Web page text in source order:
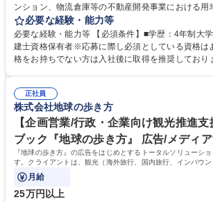
ンション、物流倉庫等の不動産開発事業における用
貸運営、売却、仲介・活用提案等を行う営業部門に
いただきます。 【詳細】・契約書管理、契約書製本、捺印対応、ファイリ
ング、登記簿取得、調書取得・支払業務（各種費用
求・支払データ登録、取引先マスター申請対応）・
の他に担当頂く業務が発生する場合があります。 募集職種 【営業事務】
業務職/三井物産グループ/平均残業時間10H/完全週休
必要な経験・能力等
必要な経験・能力等 【必須条件】■学歴：4年制大
建士資格保有者※応募に際し必須としている資格は
格をお持ちでない方は入社後に取得を推奨しており
ション力がある方。 ・チャレンジを厭わず、粘り強
方。多様な関係者と謙虚に信頼関係を構築でき、期
ール管理が出来る方。※将来的に他部署（営業部門
へのジョブローテーションの可能性があります。 学歴・資格 学歴：大学
院 大学 語学力： 資格：宅地建物取引士
正社員
株式会社地球の歩き方
【企画営業/行政・企業向け観光推進
ブック『地球の歩き方』 広告/メディ
『地球の歩き方』の広告をはじめとするトータルソリューシ
す。クライアントは、観光（海外旅行、国内旅行、インバウン
たい国内外の行政や企業です。
月給
25万円以上